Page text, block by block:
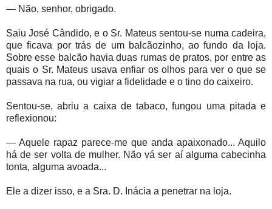
— Não, senhor, obrigado.
Saiu José Cândido, e o Sr. Mateus sentou-se numa cadeira,
que ficava por trás de um balcãozinho, ao fundo da loja.
Sobre esse balcão havia duas rumas de pratos, por entre as
quais o Sr. Mateus usava enfiar os olhos para ver o que se
passava na rua, ou vigiar a fidelidade e o tino do caixeiro.
Sentou-se, abriu a caixa de tabaco, fungou uma pitada e
reflexionou:
— Aquele rapaz parece-me que anda apaixonado... Aquilo
há de ser volta de mulher. Não vá ser aí alguma cabecinha
tonta, alguma avoada...
Ele a dizer isso, e a Sra. D. Inácia a penetrar na loja.